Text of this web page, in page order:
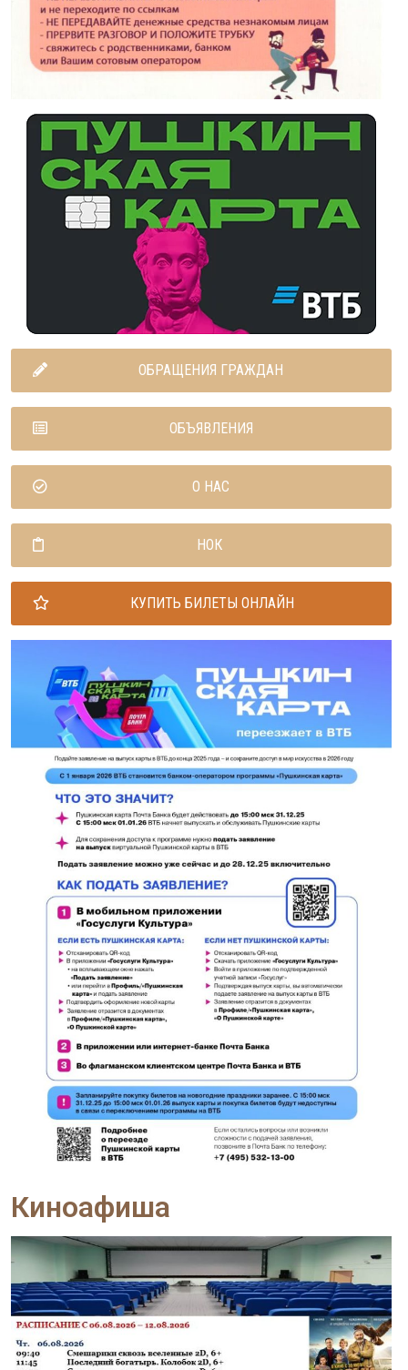
ОБРАЩЕНИЯ ГРАЖДАН
ОБЪЯВЛЕНИЯ
О НАС
НОК
КУПИТЬ БИЛЕТЫ ОНЛАЙН
Киноафиша